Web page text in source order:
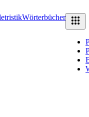
Wörterbücher